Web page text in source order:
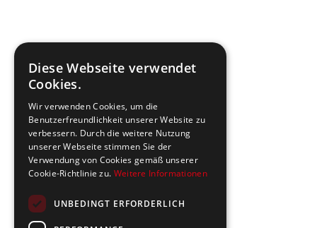
Diese Webseite verwendet
Cookies.
Wir verwenden Cookies, um die
Benutzerfreundlichkeit unserer Website zu
verbessern. Durch die weitere Nutzung
unserer Webseite stimmen Sie der
Verwendung von Cookies gemäß unserer
Cookie-Richtlinie zu. Weitere Informationen
UNBEDINGT ERFORDERLICH